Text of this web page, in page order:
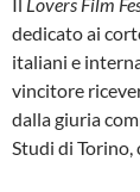
dedicato ai
italiani e
vincitore
dalla giuria
Studi di